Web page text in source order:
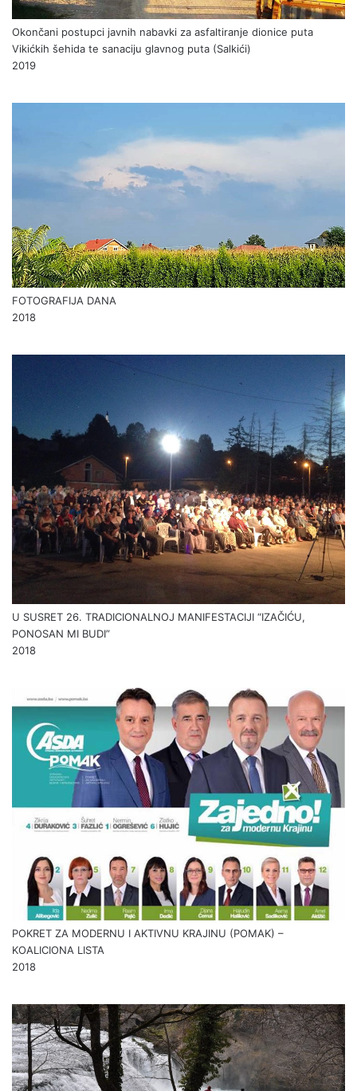
Okončani postupci javnih nabavki za asfaltiranje dionice puta
Vikićkih šehida te sanaciju glavnog puta (Salkići)
2019
FOTOGRAFIJA DANA
2018
U SUSRET 26. TRADICIONALNOJ MANIFESTACIJI “IZAČIĆU,
PONOSAN MI BUDI”
2018
POKRET ZA MODERNU I AKTIVNU KRAJINU (POMAK) –
KOALICIONA LISTA
2018